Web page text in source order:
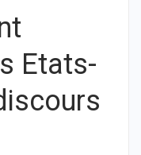
Etats-